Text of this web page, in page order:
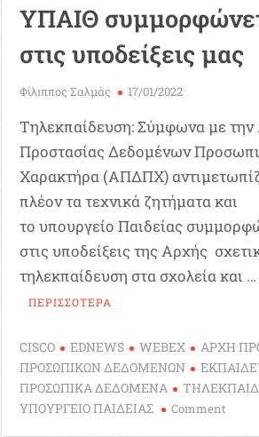
ΥΠΑΙΘ
στις υποδείξεις μας
Φίλιππος Σαλμάς 17/01/2022
Τηλεκπαίδευση: Σύμφωνα με
Προστασίας Δεδομένων
Χαρακτήρα (ΑΠΔΠΧ)
πλέον τα τεχνικά ζητήματα και
το υπουργείο Παιδείας
στις υποδείξεις της Αρχής
τηλεκπαίδευση στα σχολεία και …
ΠΕΡΙΣΣΟΤΕΡΑ
CISCO EDNEWS WEBEX
ΑΡΧΗ
ΠΡΟΣΩΠΙΚΩΝ ΔΕΔΟΜΕΝΩΝ
ΠΡΟΣΩΠΙΚΑ ΔΕΔΟΜΕΝΑ
ΥΠΟΥΡΓΕΙΟ ΠΑΙΔΕΙΑΣ
Comment